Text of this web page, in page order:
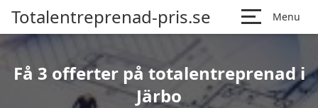
Totalentreprenad-pris.se Menu
Få 3 offerter på totalentreprenad i
Järbo